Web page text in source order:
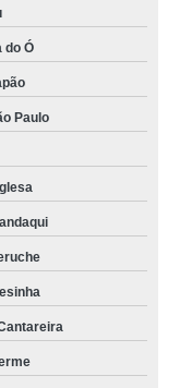
do Ó
Paulo